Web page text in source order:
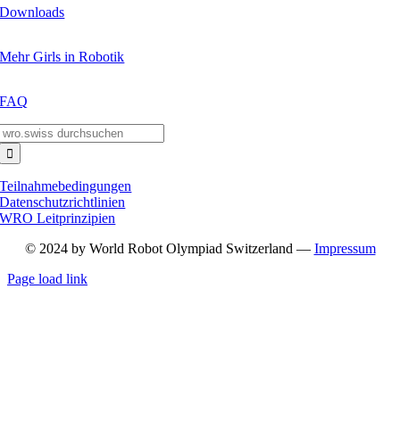
Downloads
Mehr Girls in Robotik
FAQ
Teilnahmebedingungen
Datenschutzrichtlinien
WRO Leitprinzipien
© 2024 by World Robot Olympiad Switzerland — Impressum
Page load link